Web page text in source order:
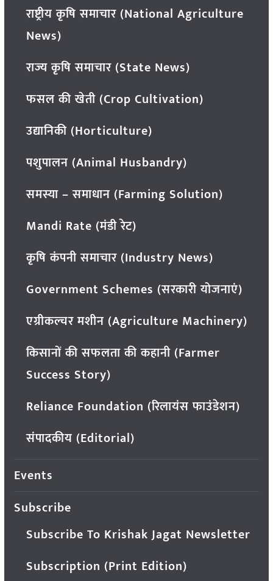
राष्ट्रीय कृषि समाचार (National Agriculture
News)
राज्य कृषि समाचार (State News)
फसल की खेती (Crop Cultivation)
उद्यानिकी (Horticulture)
पशुपालन (Animal Husbandry)
समस्या – समाधान (Farming Solution)
Mandi Rate (मंडी रेट)
कृषि कंपनी समाचार (Industry News)
Government Schemes (सरकारी योजनाएं)
एग्रीकल्चर मशीन (Agriculture Machinery)
किसानों की सफलता की कहानी (Farmer
Success Story)
Reliance Foundation (रिलायंस फाउंडेशन)
संपादकीय (Editorial)
Events
Subscribe
Subscribe To Krishak Jagat Newsletter
Subscription (Print Edition)